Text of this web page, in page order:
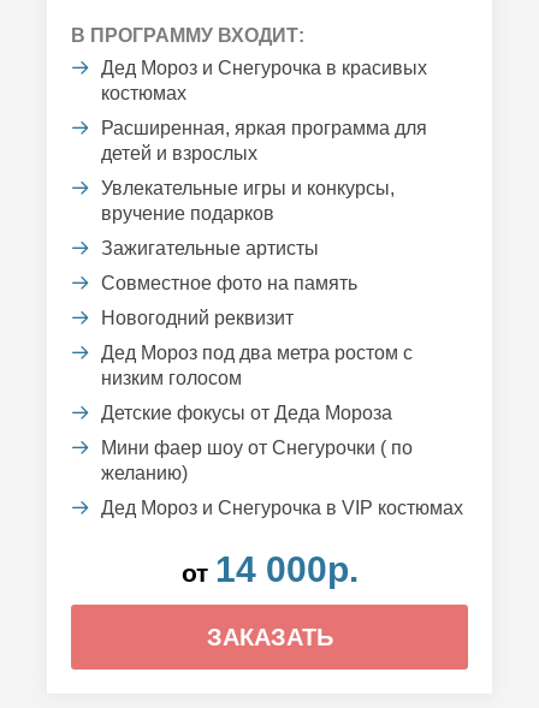
В ПРОГРАММУ ВХОДИТ:
Дед Мороз и Снегурочка в красивых
костюмах
Расширенная, яркая программа для
детей и взрослых
Увлекательные игры и конкурсы,
вручение подарков
Зажигательные артисты
Совместное фото на память
Новогодний реквизит
Дед Мороз под два метра ростом с
низким голосом
Детские фокусы от Деда Мороза
Мини фаер шоу от Снегурочки ( по
желанию)
Дед Мороз и Снегурочка в VIP костюмах
от 14 000р.
ЗАКАЗАТЬ